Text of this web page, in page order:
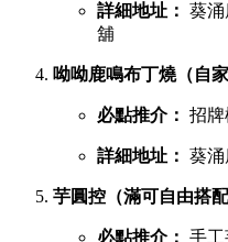
詳細地址： 葵涌
舖
呦呦鹿鳴布丁燒（自
必點推介： 招
詳細地址： 葵涌
芋圓控（滿可自由搭
必點推介： 手